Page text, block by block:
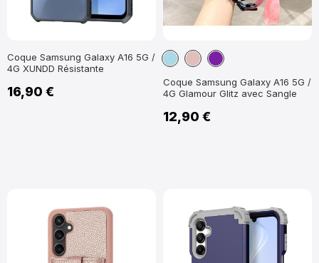
Coque Samsung Galaxy A16 5G /
4G XUNDD Résistante
16,90 €
BleuOr Violet
Coque Samsung Galaxy A16 5G /
4G Glamour Glitz avec Sangle
12,90 €